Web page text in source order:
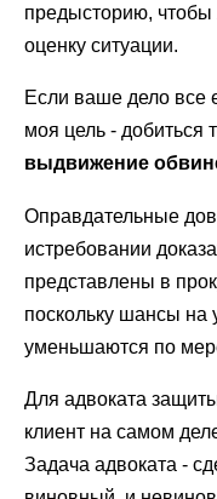
предысторию,
оценку ситуации.
Если ваше дело все
моя цель - добиться
выдвижение
Оправдательные
истребовании
представлены в
поскольку шансы на
уменьшаются по
Для адвоката
клиент на самом
Задача адвоката -